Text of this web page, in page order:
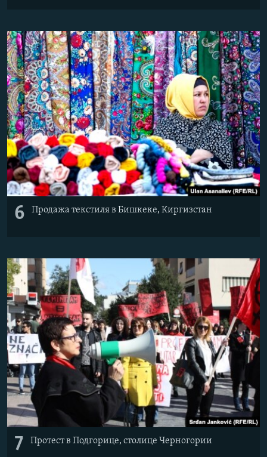
6 Продажа текстиля в Бишкеке, Киргизстан
7 Протест в Подгорице, столице Черногории